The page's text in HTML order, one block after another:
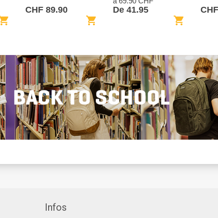
CHF 89.90
shopping_cart
De 41.95
shopping_cart
Infos